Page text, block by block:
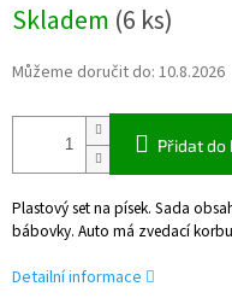
cena:
Skladem (6 ks)
Můžeme doručit do: 10.8.2026
Přidat do
Plastový set na písek. Sada
bábovky. Auto má zvedací
Detailní informace